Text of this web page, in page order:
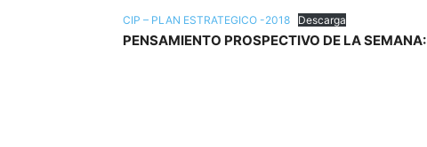
CIP – PLAN ESTRATEGICO -2018 Descarga
PENSAMIENTO PROSPECTIVO DE LA SEMANA: